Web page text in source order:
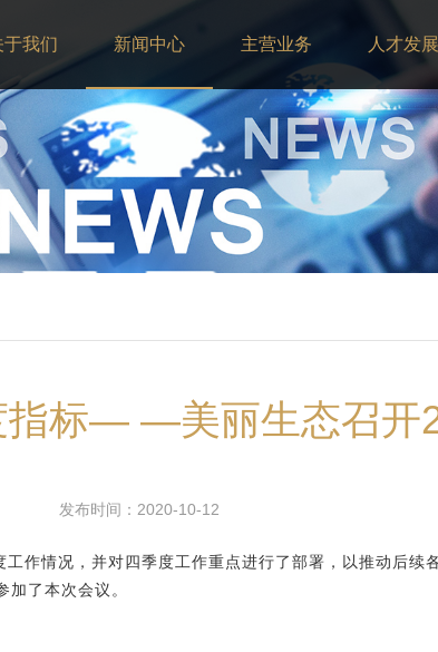
于我们 新闻中心 主营业务 人才发展
指标— —美丽生态召开
发布时间：2020-10-12
情况，并对四季度工作重点进行了部署，以推动后续各
了本次会议。